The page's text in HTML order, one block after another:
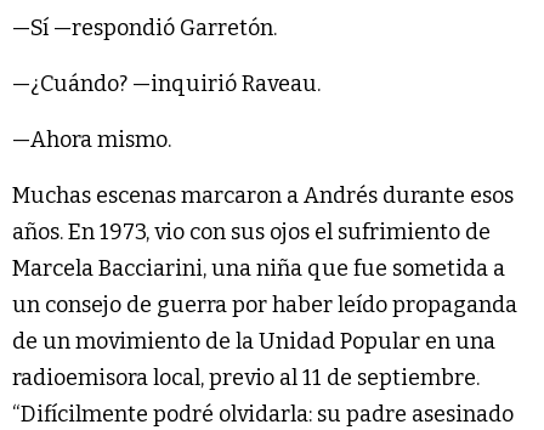
—Sí —respondió Garretón.
—¿Cuándo? —inquirió Raveau.
—Ahora mismo.
Muchas escenas marcaron a Andrés durante esos
años. En 1973, vio con sus ojos el sufrimiento de
Marcela Bacciarini, una niña que fue sometida a
un consejo de guerra por haber leído propaganda
de un movimiento de la Unidad Popular en una
radioemisora local, previo al 11 de septiembre.
“Difícilmente podré olvidarla: su padre asesinado